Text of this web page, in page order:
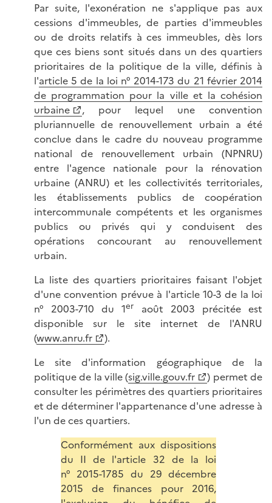
Par suite, l'exonération ne s'applique pas aux
cessions d'immeubles, de parties d'immeubles
ou de droits relatifs à ces immeubles, dès lors
que ces biens sont situés dans un des quartiers
prioritaires de la politique de la ville, définis à
l'article 5 de la loi n° 2014-173 du 21 février 2014
de programmation pour la ville et la cohésion
urbaine
, pour lequel une convention
pluriannuelle de renouvellement urbain a été
conclue dans le cadre du nouveau programme
national de renouvellement urbain (NPNRU)
entre l'agence nationale pour la rénovation
urbaine (ANRU) et les collectivités territoriales,
les établissements publics de coopération
intercommunale compétents et les organismes
publics ou privés qui y conduisent des
opérations concourant au renouvellement
urbain.
La liste des quartiers prioritaires faisant l'objet
d'une convention prévue à l'article 10-3 de la loi
n° 2003-710 du 1er
août 2003 précitée est
disponible sur le site internet de l'ANRU
(www.anru.fr
).
Le site d'information géographique de la
politique de la ville (sig.ville.gouv.fr
) permet de
consulter les périmètres des quartiers prioritaires
et de déterminer l'appartenance d'une adresse à
l'un de ces quartiers.
Conformément aux dispositions
du II de l'article 32 de la loi
n° 2015-1785 du 29 décembre
2015 de finances pour 2016,